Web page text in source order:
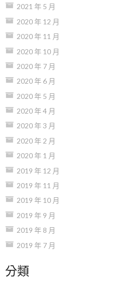
2021 年 5 月
2020 年 12 月
2020 年 11 月
2020 年 10 月
2020 年 7 月
2020 年 6 月
2020 年 5 月
2020 年 4 月
2020 年 3 月
2020 年 2 月
2020 年 1 月
2019 年 12 月
2019 年 11 月
2019 年 10 月
2019 年 9 月
2019 年 8 月
2019 年 7 月
分類